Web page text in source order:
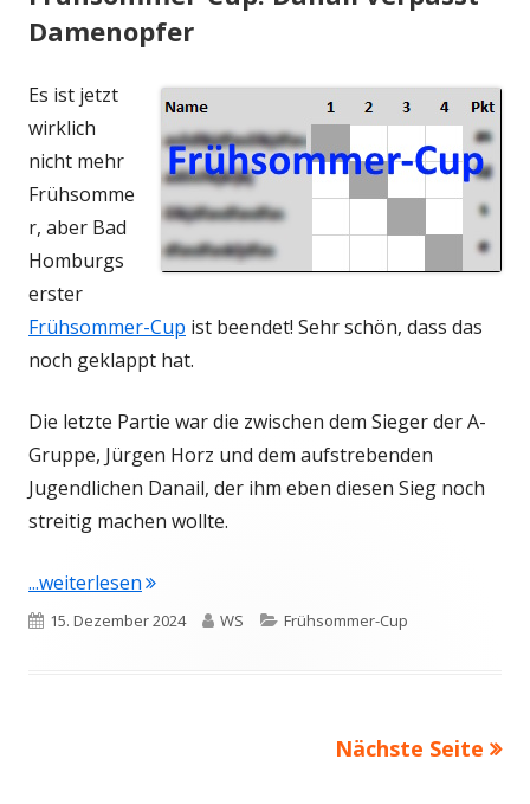
Damenopfer
Es ist jetzt
wirklich
nicht mehr
Frühsomme
r, aber Bad
Homburgs
erster
Frühsommer-Cup ist beendet! Sehr schön, dass das
noch geklappt hat.
Die letzte Partie war die zwischen dem Sieger der A-
Gruppe, Jürgen Horz und dem aufstrebenden
Jugendlichen Danail, der ihm eben diesen Sieg noch
streitig machen wollte.
...weiterlesen"Frühsommer-Cup: Danail verpasst
Veröffentlicht
15. Dezember 2024 Autor
WS Kategorien
Frühsommer-Cup
Nächste Seite